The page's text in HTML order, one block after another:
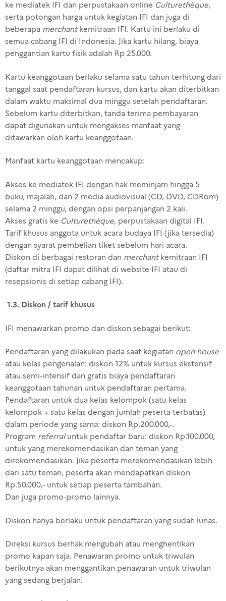
ke mediatek IFI dan perpustakaan online Culturethèque,
serta potongan harga untuk kegiatan IFI dan juga di
beberapa merchantkemitraan IFI. Kartu ini berlaku di
semua cabang IFI di Indonesia. Jika kartu hilang, biaya
penggantian kartu fisik adalah Rp 25.000.
Kartu keanggotaan berlaku selama satu tahun terhitung dari
tanggal saat pendaftaran kursus, dan kartu akan diterbitkan
dalam waktu maksimal dua minggu setelah pendaftaran.
Sebelum kartu diterbitkan, tanda terima pembayaran
dapat digunakan untuk mengakses manfaat yang
ditawarkan oleh kartu keanggotaan.
Manfaat kartu keanggotaan mencakup:
Akses ke mediatek IFI dengan hak meminjam hingga 5
buku, majalah, dan 2 media audiovisual (CD, DVD, CDRom)
selama 2 minggu, dengan opsi perpanjangan 2 kali.
Akses gratis ke Culturethèque, perpustakaan digital IFI.
Tarif khusus anggota untuk acara budaya IFI (jika tersedia)
dengan syarat pembelian tiket sebelum hari acara.
Diskon di berbagai restoran dan merchantkemitraan IFI
(daftar mitra IFI dapat dilihat di website IFI atau di
resepsionis di setiap cabang IFI).
1.3. Diskon / tarif khusus
IFI menawarkan promo dan diskon sebagai berikut:
Pendaftaran yang dilakukan pada saat kegiatan open house
atau kelas pengenalan: diskon 12% untuk kursus ekstensif
atau semi-intensif dan gratis biaya pendaftaran
keanggotaan tahunan untuk pendaftaran pertama.
Pendaftaran untuk dua kelas kelompok (satu kelas
kelompok + satu kelas dengan jumlah peserta terbatas)
dalam periode yang sama: diskon Rp.200.000,-.
Program referraluntuk pendaftar baru: diskon Rp.100.000,
untuk yang merekomendasikan dan teman yang
direkomendasikan. Jika peserta merekomendasikan lebih
dari satu teman, peserta akan mendapatkan diskon
Rp.50.000,- untuk setiap peserta tambahan.
Dan juga promo-promo lainnya.
Diskon hanya berlaku untuk pendaftaran yang sudah lunas.
Direksi kursus berhak mengubah atau menghentikan
promo kapan saja. Penawaran promo untuk triwulan
berikutnya akan menggantikan penawaran untuk triwulan
yang sedang berjalan.